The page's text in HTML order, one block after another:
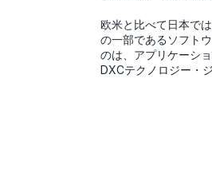
欧米と比べて日本で
の一部であるソフト
のは、アプリケーシ
DXCテクノロジー・